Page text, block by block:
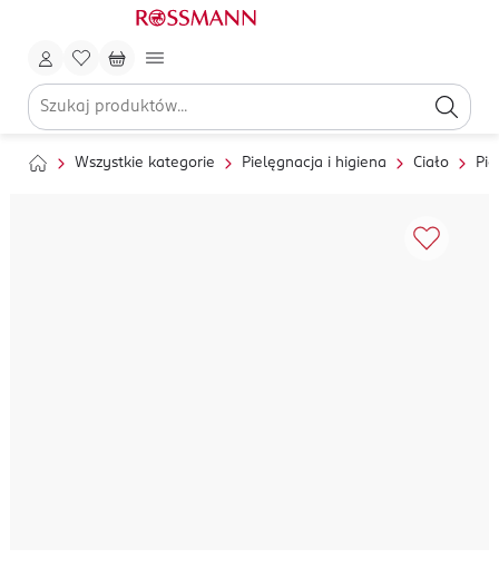
Wszystkie kategorie Pielęgnacja i higiena Ciało